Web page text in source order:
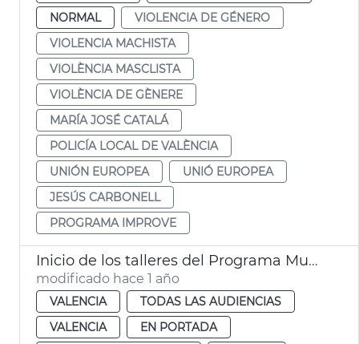
NORMAL
VIOLENCIA DE GÉNERO
VIOLENCIA MACHISTA
VIOLÈNCIA MASCLISTA
VIOLÈNCIA DE GÈNERE
MARÍA JOSÉ CATALÁ
POLICÍA LOCAL DE VALÈNCIA
UNIÓN EUROPEA
UNIÓ EUROPEA
JESÚS CARBONELL
PROGRAMA IMPROVE
Inicio de los talleres del Programa Muejeres Grandiosas
modificado hace 1 año
VALENCIA
TODAS LAS AUDIENCIAS
VALENCIA
EN PORTADA